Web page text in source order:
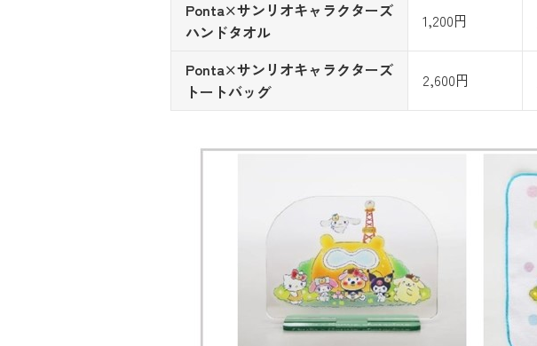
Ponta×サンリオキャラクターズ
ハンドタオル
1,200円
Ponta×サンリオキャラクターズ
トートバッグ
2,600円